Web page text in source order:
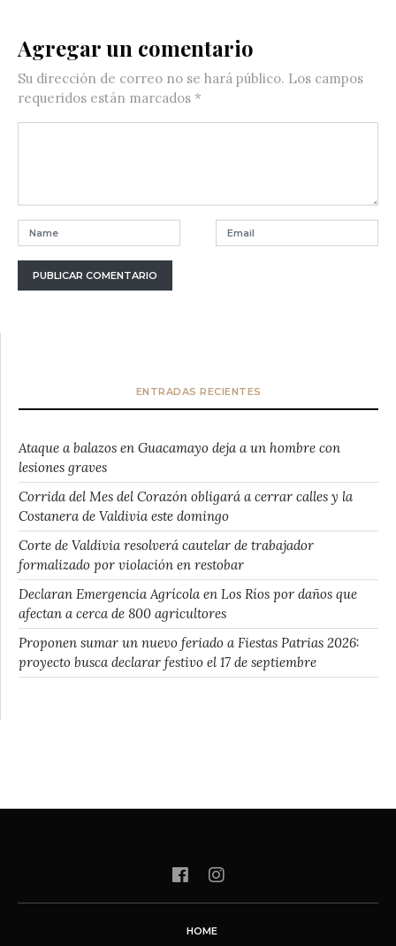
Agregar un comentario
Su dirección de correo no se hará público. Los campos
requeridos están marcados *
ENTRADAS RECIENTES
Ataque a balazos en Guacamayo deja a un hombre con
lesiones graves
Corrida del Mes del Corazón obligará a cerrar calles y la
Costanera de Valdivia este domingo
Corte de Valdivia resolverá cautelar de trabajador
formalizado por violación en restobar
Declaran Emergencia Agrícola en Los Ríos por daños que
afectan a cerca de 800 agricultores
Proponen sumar un nuevo feriado a Fiestas Patrias 2026:
proyecto busca declarar festivo el 17 de septiembre
HOME